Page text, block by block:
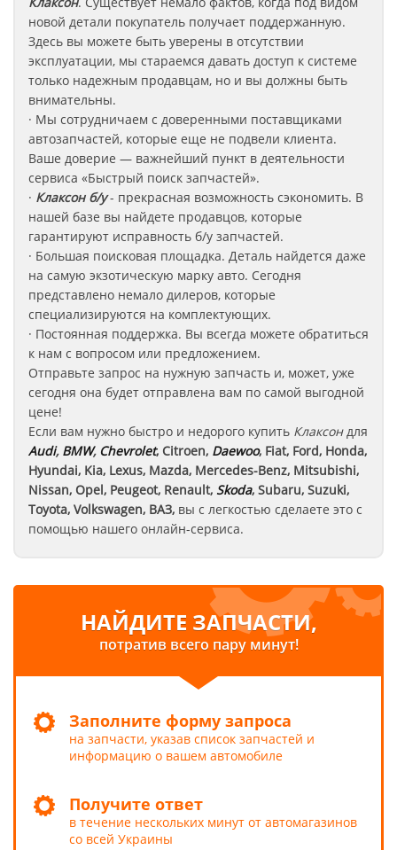
новой детали покупатель получает поддержанную.
Здесь вы можете быть уверены в отсутствии
эксплуатации, мы стараемся давать доступ к системе
только надежным продавцам, но и вы должны быть
внимательны.
· Мы сотрудничаем с доверенными поставщиками
автозапчастей, которые еще не подвели клиента.
Ваше доверие — важнейший пункт в деятельности
сервиса «Быстрый поиск запчастей».
· Клаксон б/у- прекрасная возможность сэкономить. В
нашей базе вы найдете продавцов, которые
гарантируют исправность б/у запчастей.
· Большая поисковая площадка. Деталь найдется даже
на самую экзотическую марку авто. Сегодня
представлено немало дилеров, которые
специализируются на комплектующих.
· Постоянная поддержка. Вы всегда можете обратиться
к нам с вопросом или предложением.
Отправьте запрос на нужную запчасть и, может, уже
сегодня она будет отправлена вам по самой выгодной
цене!
Если вам нужно быстро и недорого купить Клаксондля
Audi, BMW, Chevrolet, Citroen, Daewoo, Fiat, Ford, Honda,
Hyundai, Kia, Lexus, Mazda, Mercedes-Benz, Mitsubishi,
Nissan, Opel, Peugeot, Renault, Skoda, Subaru, Suzuki,
Toyota, Volkswagen, ВАЗ, вы с легкостью сделаете это с
помощью нашего онлайн-сервиса.
НАЙДИТЕ ЗАПЧАСТИ,
потратив всего пару минут!
Заполните форму запроса
на запчасти, указав список запчастей и
информацию о вашем автомобиле
Получите ответ
в течение нескольких минут от автомагазинов
со всей Украины